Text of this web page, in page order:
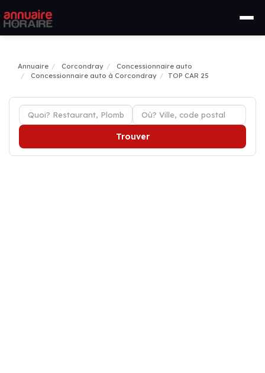
Annuaire Corcondray
Concessionnaire auto
Concessionnaire auto à Corcondray
TOP CAR 25
Trouver